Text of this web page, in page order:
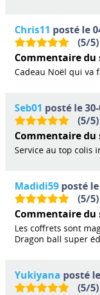
Chris11 posté le
(5/5)
Commentaire du
Cadeau Noël qui va
Seb01 posté le
(5/5)
Commentaire du
Service au top colis
Madidi59posté le
(5/5)
Commentaire du
Les coffrets sont
Dragon ball super
Yukiyana posté
(5/5)